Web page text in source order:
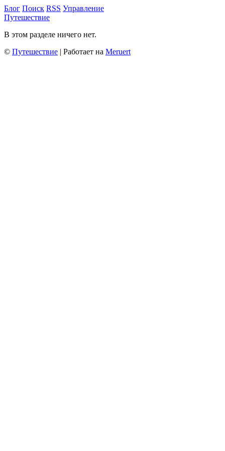
Блог Поиск RSS Управление
Путешествие
В этом разделе ничего нет.
© Путешествие | Работает на Meruert